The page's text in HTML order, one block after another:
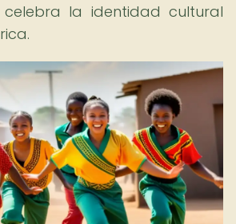
la identidad cultural